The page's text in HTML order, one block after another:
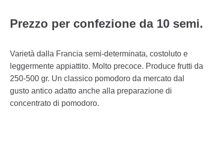
Prezzo per confezione da 10 semi.
Varietà dalla Francia semi-determinata, costoluto e
leggermente appiattito. Molto precoce. Produce frutti da
250-500 gr. Un classico pomodoro da mercato dal
gusto antico adatto anche alla preparazione di
concentrato di pomodoro.